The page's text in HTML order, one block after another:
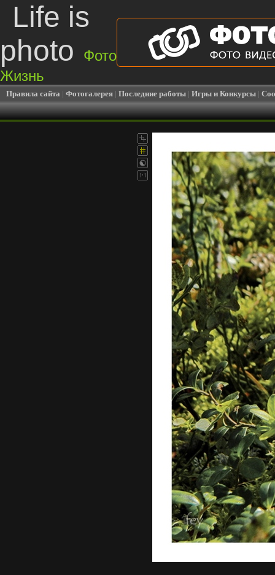
Life is
photo
Фото
Жизнь
Правила сайта | Фотогалерея | Последние работы | Игры и Конкурсы |